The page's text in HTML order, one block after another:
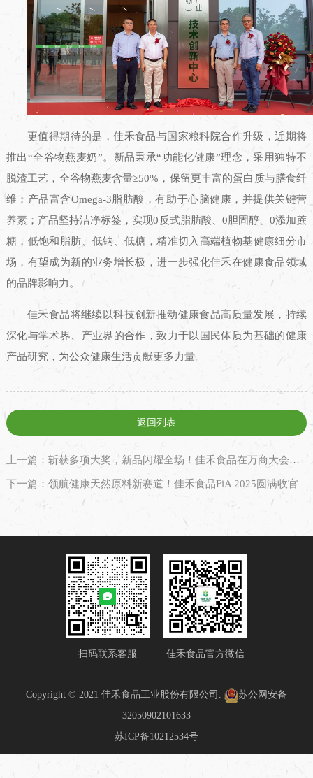
更值得期待的是，佳禾食品与国家粮科院合作升级，近期将
推出“全谷物燕麦奶”。新品秉承“功能化健康”理念，采用独特不
脱渣工艺，全谷物燕麦含量≥50%，保留更丰富的蛋白质与膳食纤
维；产品富含Omega-3脂肪酸，有助于心脑健康，并提供关键营
养素；产品坚持洁净标签，实现0反式脂肪酸、0胆固醇、0添加蔗
糖，低饱和脂肪、低钠、低糖，精准切入高端植物基健康细分市
场，有望成为新的业务增长极，进一步强化佳禾在健康食品领域
的品牌影响力。
佳禾食品将继续以科技创新推动健康食品高质量发展，持续
深化与学术界、产业界的合作，致力于以国民体质为基础的健康
产品研究，为公众健康生活贡献更多力量。
返回列表
上一篇：斩获多项大奖，新品闪耀全场！佳禾食品在万商大会彰显领军实力
下一篇：领航健康天然原料新赛道！佳禾食品FiA 2025圆满收官
扫码联系客服 佳禾食品官方微信
Copyright © 2021 佳禾食品工业股份有限公司.
苏公网安备
32050902101633
苏ICP备10212534号